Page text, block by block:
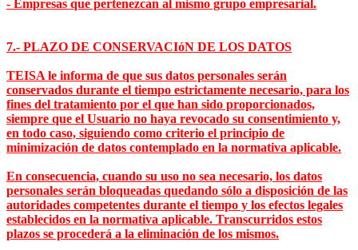
- Empresas que pertenezcan al mismo grupo empresarial.
7.- PLAZO DE CONSERVACIóN DE LOS DATOS
TEISA le informa de que sus datos personales serán
conservados durante el tiempo estrictamente necesario, para los
fines del tratamiento por el que han sido proporcionados,
siempre que el Usuario no haya revocado su consentimiento y,
en todo caso, siguiendo como criterio el principio de
minimización de datos contemplado en la normativa aplicable.
En consecuencia, cuando su uso no sea necesario, los datos
personales serán bloqueadas quedando sólo a disposición de las
autoridades competentes durante el tiempo y los efectos legales
establecidos en la normativa aplicable. Transcurridos estos
plazos se procederá a la eliminación de los mismos.